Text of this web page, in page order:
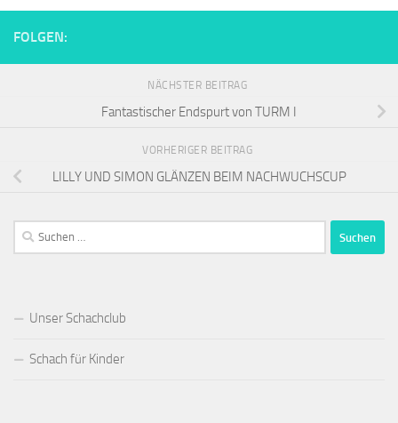
FOLGEN:
NÄCHSTER BEITRAG
Fantastischer Endspurt von TURM I
VORHERIGER BEITRAG
LILLY UND SIMON GLÄNZEN BEIM NACHWUCHSCUP
Suchen
nach:
Unser Schachclub
Schach für Kinder